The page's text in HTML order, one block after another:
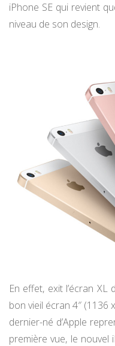
iPhone SE qui revient
niveau de son design.
En effet, exit l’écran XL
bon vieil écran 4″ (1136
dernier-né d’Apple
première vue, le nouvel